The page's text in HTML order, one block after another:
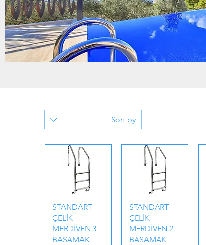
Sort by
STANDART
ÇELİK
MERDİVEN 2
BASAMAK
STANDART
ÇELİK
MERDİVEN 3
BASAMAK